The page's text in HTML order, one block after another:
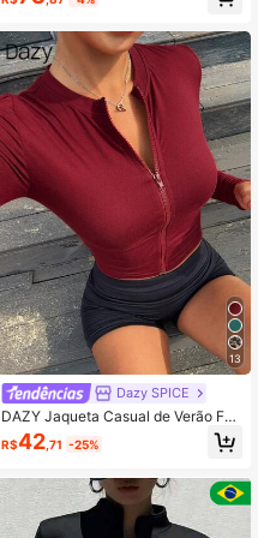
13
Dazy SPICE
DAZY Jaqueta Casual de Verão Fe
minina de Manga Longa, Gola Redo
nda, Aberta na Frente, Cor Sólida, A
R$42 ,71 -25%